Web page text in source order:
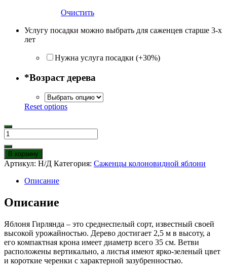
Очистить
Услугу посадки можно выбрать для саженцев старше 3-х
лет
Нужна услуга посадки (+30%)
*Возраст дерева
Reset options
Количество
товара
Яблоня
Колоновидная
Гирлянда
В корзину
Артикул: Н/Д Категория: Саженцы колоновидной яблони
Описание
Описание
Яблоня Гирлянда – это среднеспелый сорт, известный своей
высокой урожайностью. Дерево достигает 2,5 м в высоту, а
его компактная крона имеет диаметр всего 35 см. Ветви
расположены вертикально, а листья имеют ярко-зеленый цвет
и короткие черенки с характерной зазубренностью.